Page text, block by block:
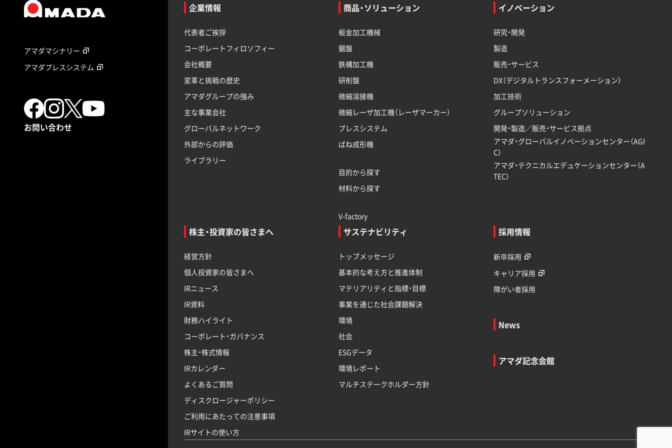
アマダマシナリー
アマダプレスシステム
お問い合わせ
企業情報
代表者ご挨拶
コーポレートフィロソフィー
会社概要
変革と挑戦の歴史
アマダグループの強み
主な事業会社
グローバルネットワーク
外部からの評価
ライブラリー
商品・ソリューション
板金加工機械
鋸盤
鉄構加工機
研削盤
微細溶接機
微細レーザ加工機（レーザマーカー）
プレスシステム
ばね成形機
目的から探す
材料から探す
V-factory
イノベーション
研究・開発
製造
販売・サービス
DX（デジタルトランスフォーメーション）
加工技術
グループソリューション
開発・製造／販売・サービス拠点
アマダ・グローバルイノベーションセンター（AGI
C）
アマダ・テクニカルエデュケーションセンター（A
TEC）
株主・投資家の皆さまへ
経営方針
個人投資家の皆さまへ
IRニュース
IR資料
財務ハイライト
コーポレート・ガバナンス
株主・株式情報
IRカレンダー
よくあるご質問
ディスクロージャーポリシー
ご利用にあたっての注意事項
IRサイトの使い方
サステナビリティ
トップメッセージ
基本的な考え方と推進体制
マテリアリティと指標・目標
事業を通じた社会課題解決
環境
社会
ESGデータ
環境レポート
マルチステークホルダー方針
採用情報
新卒採用
キャリア採用
障がい者採用
News
アマダ記念会館